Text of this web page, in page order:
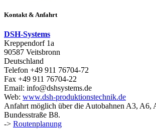
Kontakt & Anfahrt
DSH-Systems
Kreppendorf 1a
90587 Veitsbronn
Deutschland
Telefon +49 911 76704-72
Fax +49 911 76704-22
Email: info@dshsystems.de
Web: www.dsh-produktionstechnik.de
Anfahrt möglich über die Autobahnen A3, A6,
Bundesstraße B8.
-> Routenplanung